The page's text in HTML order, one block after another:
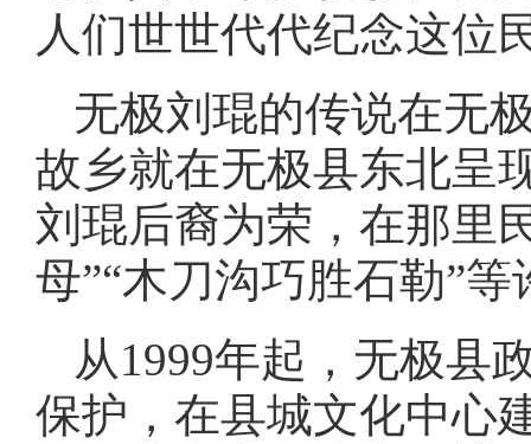
人们世世代代纪念这位
无极刘琨的传说在无
故乡就在无极县东北呈
刘琨后裔为荣，在那里
母”“木刀沟巧胜石勒”
从1999年起，无极县
保护，在县城文化中心